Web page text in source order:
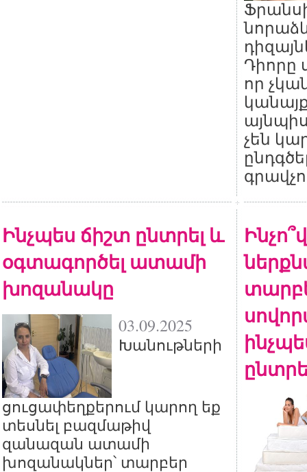
Դիորը
որ
չեն
Ինչպես ճիշտ ընտրել և
օգտագործել ատամի
խոզանակը
03.09.2025
Խանութների
ցուցափեղքերում կարող եք
տեսնել բազմաթիվ
զանազան ատամի
խոզանակներ՝ տարբեր